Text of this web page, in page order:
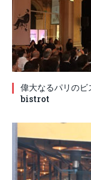
偉大なるパリの
bistrot